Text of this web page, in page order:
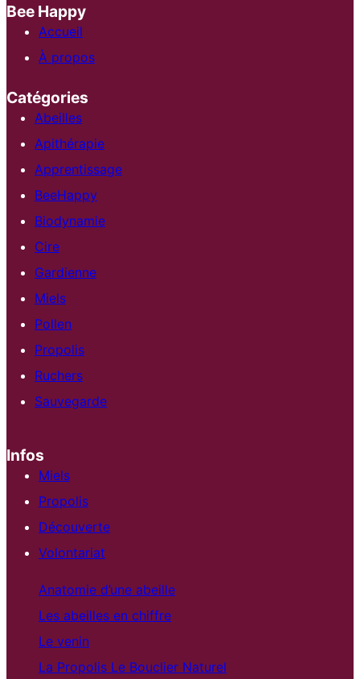
Bee Happy
Accueil
À propos
Catégories
Abeilles
Apithérapie
Apprentissage
BeeHappy
Biodynamie
Cire
Gardienne
Miels
Pollen
Propolis
Ruchers
Sauvegarde
Infos
Miels
Propolis
Découverte
Volontariat
Anatomie d’une abeille
Les abeilles en chiffre
Le venin
La Propolis Le Bouclier Naturel